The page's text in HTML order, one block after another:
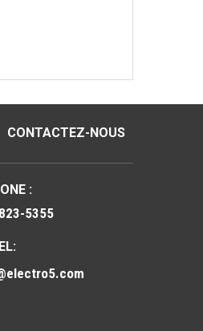
CONTACTEZ-NOUS
:
5355